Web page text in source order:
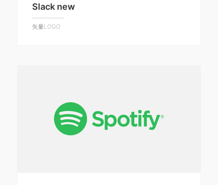
Slack new
矢量LOGO